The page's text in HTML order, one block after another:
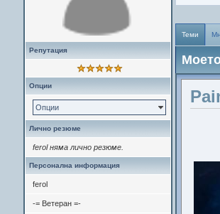
Репутация
Опции
Опции
Лично резюме
ferol няма лично резюме.
Персонална информация
ferol
-= Ветеран =-
Теми